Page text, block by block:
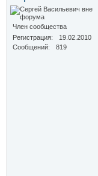
Член сообщества
Регистрация
19.02.2010
Сообщений
819